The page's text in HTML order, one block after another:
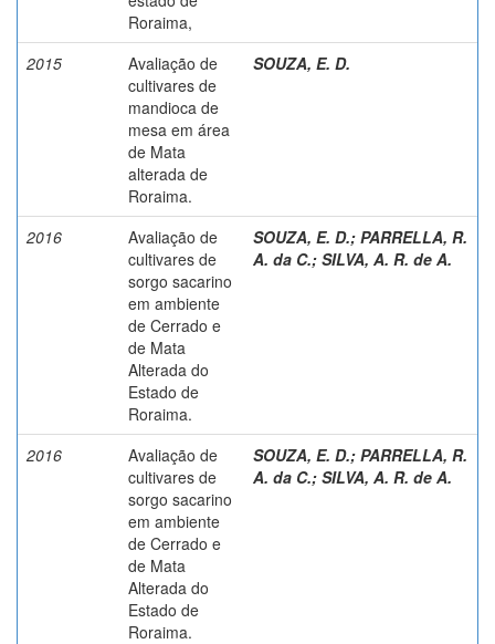
Roraima,
2015
Avaliação de
cultivares de
mandioca de
mesa em área
de Mata
alterada de
Roraima.
SOUZA, E. D.
2016
Avaliação de
cultivares de
sorgo sacarino
em ambiente
de Cerrado e
de Mata
Alterada do
Estado de
Roraima.
SOUZA, E. D.; PARRELLA, R.
A. da C.; SILVA, A. R. de A.
2016
Avaliação de
cultivares de
sorgo sacarino
em ambiente
de Cerrado e
de Mata
Alterada do
Estado de
Roraima.
SOUZA, E. D.; PARRELLA, R.
A. da C.; SILVA, A. R. de A.